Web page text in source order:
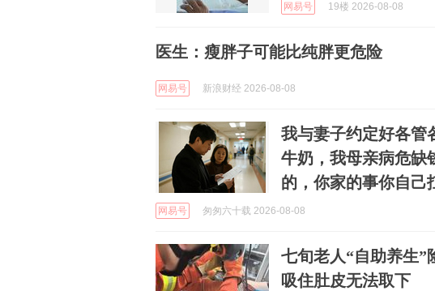
网易号 19楼 2026-08-08
医生：瘦胖子可能比纯胖更危险
网易号 新浪财经 2026-08-08
我与妻子约定好各管
牛奶，我母亲病危缺
的，你家的事你自己
网易号 匆匆六十载 2026-08-08
七旬老人“自助养生”
吸住肚皮无法取下